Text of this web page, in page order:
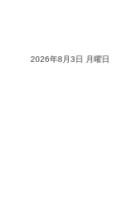
2026年8月3日 月曜日